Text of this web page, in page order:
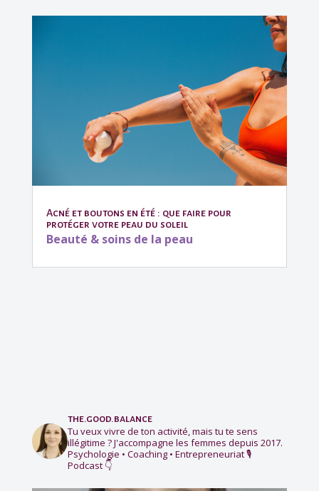
Acné et boutons en été : que faire pour
protéger votre peau du soleil
Beauté & soins de la peau
the.good.balance
Tu veux vivre de ton activité, mais tu te sens
illégitime ?J'accompagne les femmes depuis 2017.
Psychologie • Coaching • Entrepreneuriat🎙️
Podcast 👇